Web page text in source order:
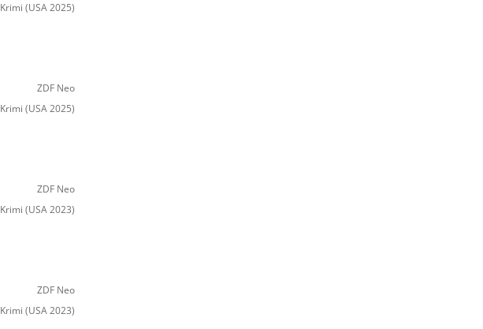
Krimi (USA 2025)
ZDF Neo
Krimi (USA 2025)
ZDF Neo
Krimi (USA 2023)
ZDF Neo
Krimi (USA 2023)